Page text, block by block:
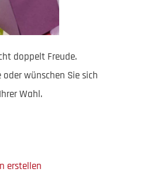
doppelt Freude.
wünschen Sie sich
Wahl.
erstellen